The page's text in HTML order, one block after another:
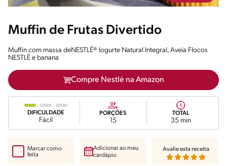
Muffin de Frutas Divertido
Muffin com massa deNESTLÉ® Iogurte Natural Integral, Aveia Flocos
NESTLÉ e banana
Compre Nestlé na Amazon
DIFICULDADE
Fácil
PORÇÕES
15
TOTAL
35 min
Marcar como
feita
Adicionar ao meu
cardápio
Avalie esta receita